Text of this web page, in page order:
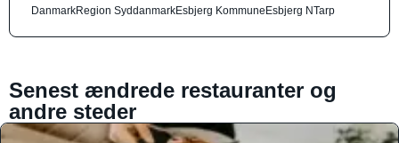
DanmarkRegion SyddanmarkEsbjerg KommuneEsbjerg NTarp
Senest ændrede restauranter og
andre steder